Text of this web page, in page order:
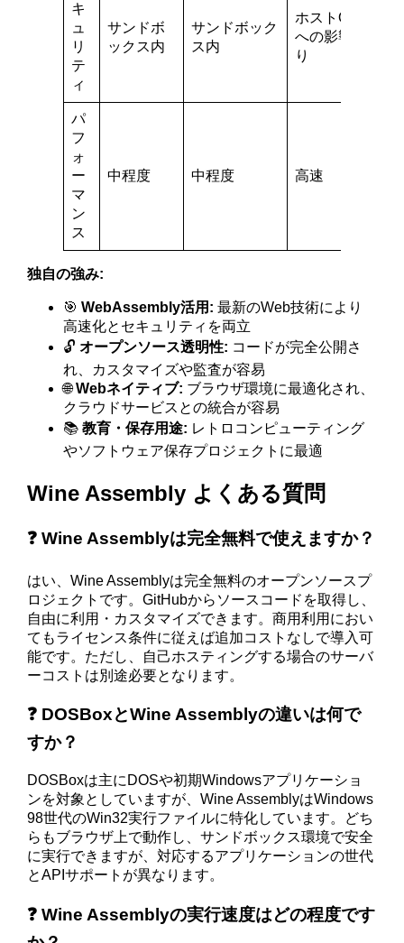
キ
ュ
リ
テ
ィ
サンドボ
ックス内
サンドボック
ス内
ホストOS
への影響あ
り
パ
フ
ォ
ー
マ
ン
ス
中程度 中程度 高速
独自の強み:
🎯WebAssembly活用: 最新のWeb技術により
高速化とセキュリティを両立
🔓オープンソース透明性: コードが完全公開さ
れ、カスタマイズや監査が容易
🌐Webネイティブ: ブラウザ環境に最適化され、
クラウドサービスとの統合が容易
📚教育・保存用途: レトロコンピューティング
やソフトウェア保存プロジェクトに最適
Wine Assembly よくある質問
❓ Wine Assemblyは完全無料で使えますか？
はい、Wine Assemblyは完全無料のオープンソースプ
ロジェクトです。GitHubからソースコードを取得し、
自由に利用・カスタマイズできます。商用利用におい
てもライセンス条件に従えば追加コストなしで導入可
能です。ただし、自己ホスティングする場合のサーバ
ーコストは別途必要となります。
❓ DOSBoxとWine Assemblyの違いは何で
すか？
DOSBoxは主にDOSや初期Windowsアプリケーショ
ンを対象としていますが、Wine AssemblyはWindows
98世代のWin32実行ファイルに特化しています。どち
らもブラウザ上で動作し、サンドボックス環境で安全
に実行できますが、対応するアプリケーションの世代
とAPIサポートが異なります。
❓ Wine Assemblyの実行速度はどの程度です